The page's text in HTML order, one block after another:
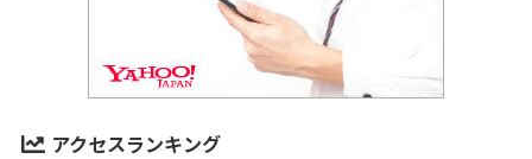
アクセスランキング